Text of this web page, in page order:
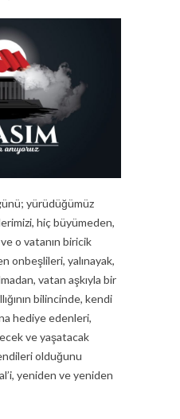
yürüdüğümüz
hiç büyümeden,
o vatanın biricik
onbeşlileri, yalınayak,
vatan aşkıyla bir
bilincinde, kendi
hediye edenleri,
ve yaşatacak
olduğunu
yeniden ve yeniden